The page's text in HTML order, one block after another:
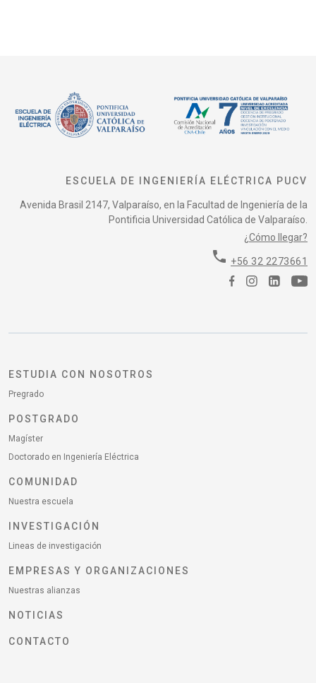
ESCUELA DE INGENIERÍA ELÉCTRICA PUCV
Avenida Brasil 2147, Valparaíso, en la Facultad de Ingeniería de la
Pontificia Universidad Católica de Valparaíso.
¿Cómo llegar?
phone +56 32 2273661
ESTUDIA CON NOSOTROS
Pregrado
POSTGRADO
Magíster
Doctorado en Ingeniería Eléctrica
COMUNIDAD
Nuestra escuela
INVESTIGACIÓN
Lineas de investigación
EMPRESAS Y ORGANIZACIONES
Nuestras alianzas
NOTICIAS
CONTACTO